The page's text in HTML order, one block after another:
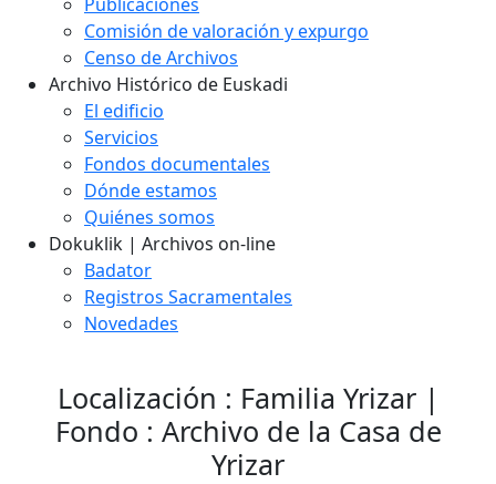
Comisión de valoración y expurgo
Censo de Archivos
Archivo Histórico de Euskadi
El edificio
Servicios
Fondos documentales
Dónde estamos
Quiénes somos
Dokuklik | Archivos on-line
Badator
Registros Sacramentales
Novedades
Localización : Familia Yrizar |
Fondo : Archivo de la Casa de
Yrizar